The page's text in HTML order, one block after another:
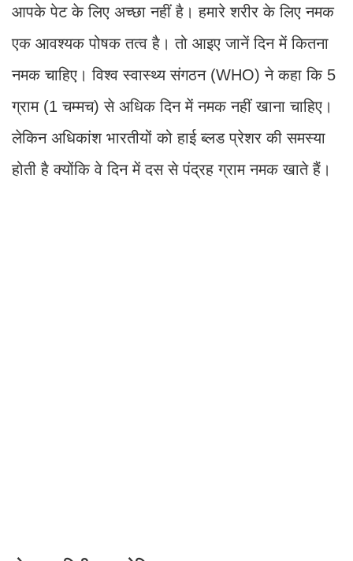
आपके पेट के लिए अच्छा नहीं है। हमारे शरीर के लिए नमक
एक आवश्यक पोषक तत्व है। तो आइए जानें दिन में कितना
नमक चाहिए। विश्व स्वास्थ्य संगठन (WHO) ने कहा कि 5
ग्राम (1 चम्मच) से अधिक दिन में नमक नहीं खाना चाहिए।
लेकिन अधिकांश भारतीयों को हाई ब्लड प्रेशर की समस्या
होती है क्योंकि वे दिन में दस से पंद्रह ग्राम नमक खाते हैं।